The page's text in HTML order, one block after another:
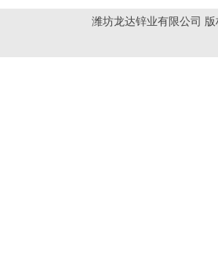
潍坊龙达锌业有限公司